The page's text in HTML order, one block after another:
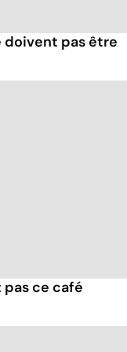
doivent pas être
ce café